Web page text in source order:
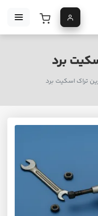
برد
تراک اسکیت برد